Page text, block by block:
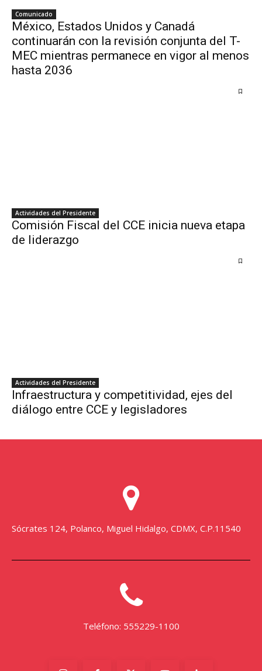
Sócrates 124, Polanco, Miguel Hidalgo, CDMX, C.P.11540
Teléfono: 555229-1100